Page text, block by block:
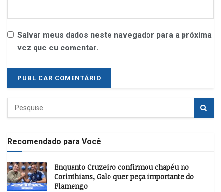
Salvar meus dados neste navegador para a próxima
vez que eu comentar.
Recomendado para Você
Enquanto Cruzeiro confirmou chapéu no
Corinthians, Galo quer peça importante do
Flamengo